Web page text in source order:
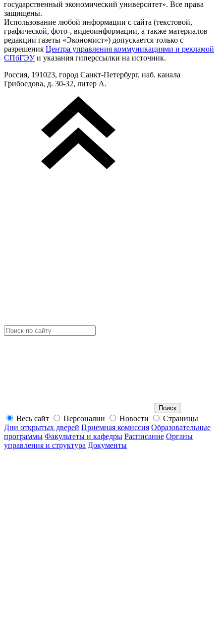
государственный экономический университет». Все права
защищены.
Использование любой информации с сайта (текстовой,
графической, фото-, видеоинформации, а также материалов
редакции газеты «Экономист») допускается только с
разрешения Центра управления коммуникациями и рекламой
СПбГЭУи указания гиперссылки на источник.
Россия, 191023, город Санкт-Петербург, наб. канала
Грибоедова, д. 30-32, литер А.
Весь сайт Персоналии Новости
Страницы
Дни открытых дверей Приемная комиссия Образовательные
программы Факультеты и кафедры Расписание Органы
управления и структура Документы